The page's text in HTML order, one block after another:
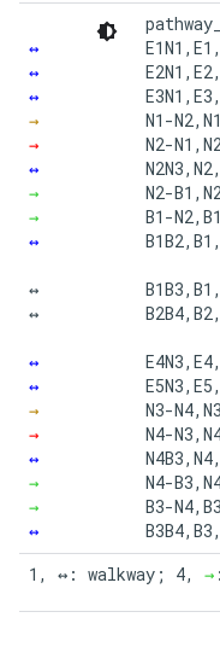
↔
↔
↔
→
→
↔
→
→
↔
↔
↔
↔
↔
→
→
↔
→
→
↔
N1-
N2-
N2-
B1-
N3-
N4-
N4-
B3-
1, ↔: walkway; 4, →